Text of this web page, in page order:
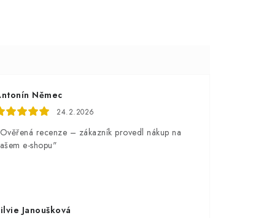
Němec
24.2.2026
recenze – zákazník provedl nákup na
e-shopu"
Janoušková